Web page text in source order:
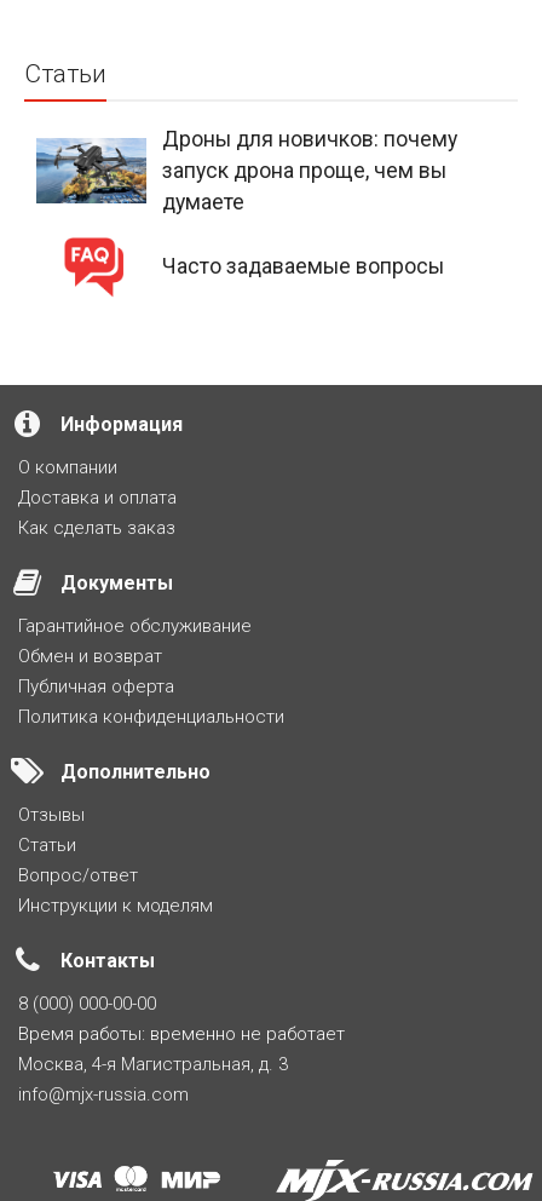
Статьи
Дроны для новичков: почему
запуск дрона проще, чем вы
думаете
Часто задаваемые вопросы
Информация
О компании
Доставка и оплата
Как сделать заказ
Документы
Гарантийное обслуживание
Обмен и возврат
Публичная оферта
Политика конфиденциальности
Дополнительно
Отзывы
Статьи
Вопрос/ответ
Инструкции к моделям
Контакты
8 (000) 000-00-00
Время работы: временно не работает
Москва, 4-я Магистральная, д. 3
info@mjx-russia.com